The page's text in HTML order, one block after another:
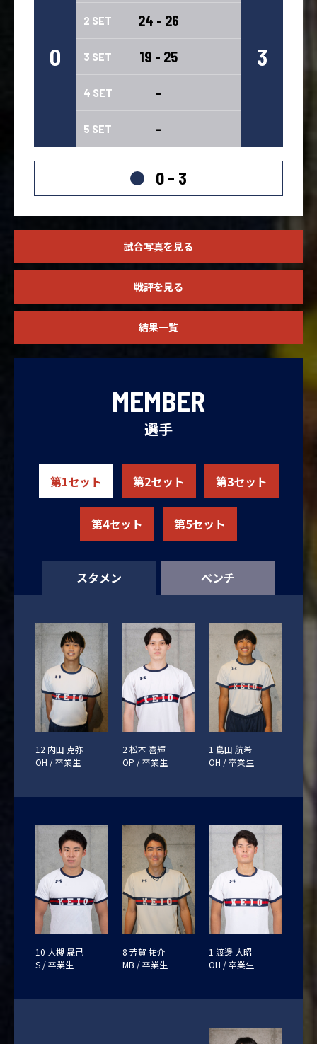
0 3
2 SET 24 - 26
3 SET 19 - 25
4 SET -
5 SET -
0 - 3
試合写真を見る
戦評を見る
結果一覧
MEMBER
選手
第1セット 第2セット 第3セット
第4セット 第5セット
スタメン ベンチ
12 内田 克弥
OH / 卒業生
2 松本 喜輝
OP / 卒業生
1 島田 航希
OH / 卒業生
10 大槻 晟己
S / 卒業生
8 芳賀 祐介
MB / 卒業生
1 渡邊 大昭
OH / 卒業生